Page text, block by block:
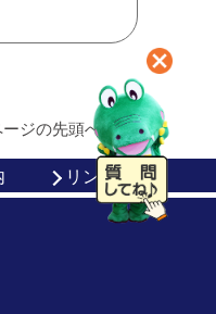
ージの先頭へ戻る
リンク集